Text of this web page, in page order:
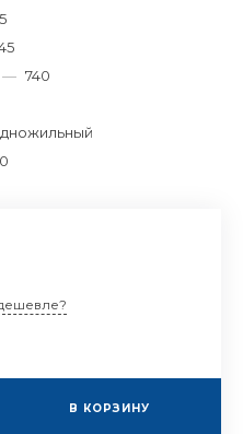
5
— 740
В КОРЗИНУ